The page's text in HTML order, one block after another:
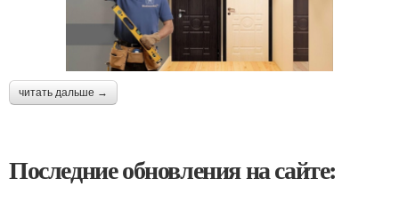
читать дальше →
Последние обновления на сайте: